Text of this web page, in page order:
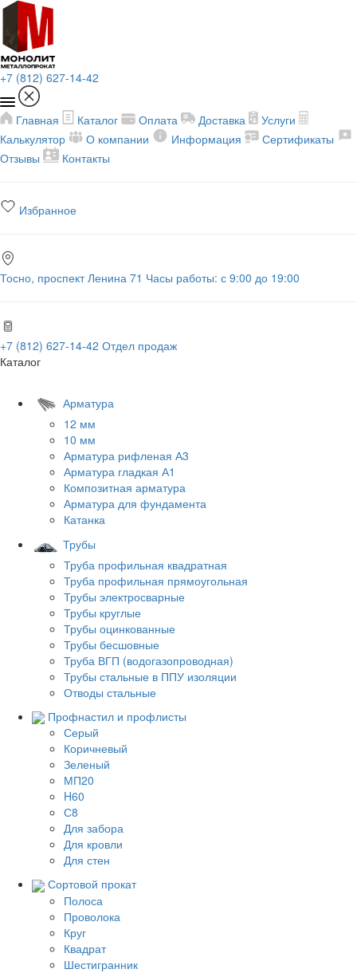
+7 (812) 627-14-42
Главная Каталог Оплата Доставка
Услуги
Калькулятор
О компании Информация
Сертификаты
Отзывы
Контакты
Избранное
Тосно, проспект Ленина 71 Часы работы: с 9:00 до 19:00
+7 (812) 627-14-42 Отдел продаж
Каталог
Арматура
12 мм
10 мм
Арматура рифленая А3
Арматура гладкая А1
Композитная арматура
Арматура для фундамента
Катанка
Трубы
Труба профильная квадратная
Труба профильная прямоугольная
Трубы электросварные
Трубы круглые
Трубы оцинкованные
Трубы бесшовные
Труба ВГП (водогазопроводная)
Трубы стальные в ППУ изоляции
Отводы стальные
Профнастил и профлисты
Серый
Коричневый
Зеленый
МП20
H60
С8
Для забора
Для кровли
Для стен
Сортовой прокат
Полоса
Проволока
Круг
Квадрат
Шестигранник